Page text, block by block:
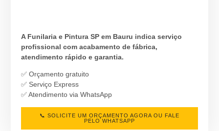
A Funilaria e Pintura SP em Bauru indica serviço
profissional com acabamento de fábrica,
atendimento rápido e garantia.
✅ Orçamento gratuito
✅ Serviço Express
✅ Atendimento via WhatsApp
📞 SOLICITE UM ORÇAMENTO AGORA OU FALE
PELO WHATSAPP